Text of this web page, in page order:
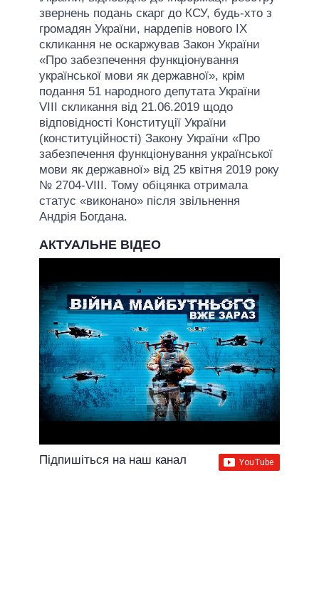
звернень подань скарг до КСУ, будь-хто з
громадян України, нардепів нового IX
скликання не оскаржував Закон України
«Про забезпечення функціонування
української мови як державної», крім
подання 51 народного депутата України
VIII скликання від 21.06.2019 щодо
відповідності Конституції України
(конституційності) Закону України «Про
забезпечення функціонування української
мови як державної» від 25 квітня 2019 року
№ 2704-VIII. Тому обіцянка отримала
статус «виконано» після звільнення
Андрія Богдана.
АКТУАЛЬНЕ ВІДЕО
Підпишіться на наш канал